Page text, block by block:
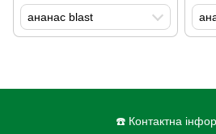
ананас blast
☎️ Контактна